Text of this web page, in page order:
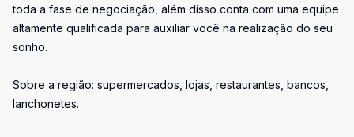
toda a fase de negociação, além disso conta com uma equipe
altamente qualificada para auxiliar você na realização do seu
sonho.
Sobre a região: supermercados, lojas, restaurantes, bancos,
lanchonetes.